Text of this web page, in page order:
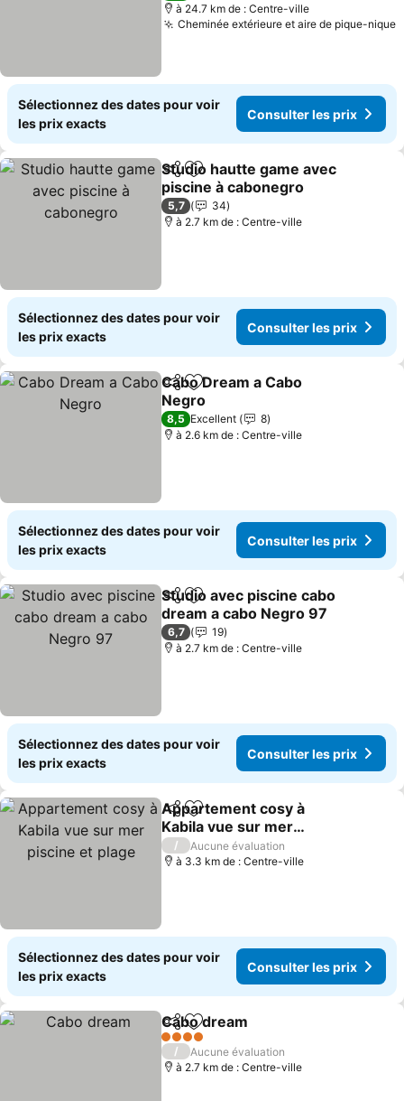
à 24.7 km de : Centre-ville
Cheminée extérieure et aire de pique-nique
Sélectionnez des dates pour voir
les prix exacts
Consulter les prix
PartagerAjouter à mes favoris
Studio hautte game avec
piscine à cabonegro
5,7
34
à 2.7 km de : Centre-ville
Sélectionnez des dates pour voir
les prix exacts
Consulter les prix
PartagerAjouter à mes favoris
Cabo Dream a Cabo
Negro
8,5 Excellent
8
à 2.6 km de : Centre-ville
Sélectionnez des dates pour voir
les prix exacts
Consulter les prix
PartagerAjouter à mes favoris
Studio avec piscine cabo
dream a cabo Negro 97
6,7
19
à 2.7 km de : Centre-ville
Sélectionnez des dates pour voir
les prix exacts
Consulter les prix
PartagerAjouter à mes favoris
Appartement cosy à
Kabila vue sur mer
piscine et plage
/
Aucune évaluation
à 3.3 km de : Centre-ville
Sélectionnez des dates pour voir
les prix exacts
Consulter les prix
PartagerAjouter à mes favoris
Cabo dream
4 Étoiles
/
Aucune évaluation
à 2.7 km de : Centre-ville